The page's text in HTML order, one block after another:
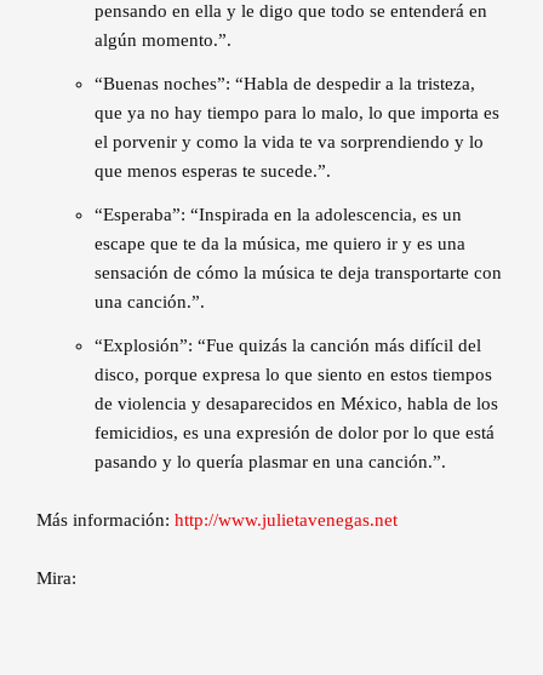
pensando en ella y le digo que todo se entenderá en
algún momento.”.
“Buenas noches”: “Habla de despedir a la tristeza,
que ya no hay tiempo para lo malo, lo que importa es
el porvenir y como la vida te va sorprendiendo y lo
que menos esperas te sucede.”.
“Esperaba”: “Inspirada en la adolescencia, es un
escape que te da la música, me quiero ir y es una
sensación de cómo la música te deja transportarte con
una canción.”.
“Explosión”: “Fue quizás la canción más difícil del
disco, porque expresa lo que siento en estos tiempos
de violencia y desaparecidos en México, habla de los
femicidios, es una expresión de dolor por lo que está
pasando y lo quería plasmar en una canción.”.
Más información: http://www.julietavenegas.net
Mira: